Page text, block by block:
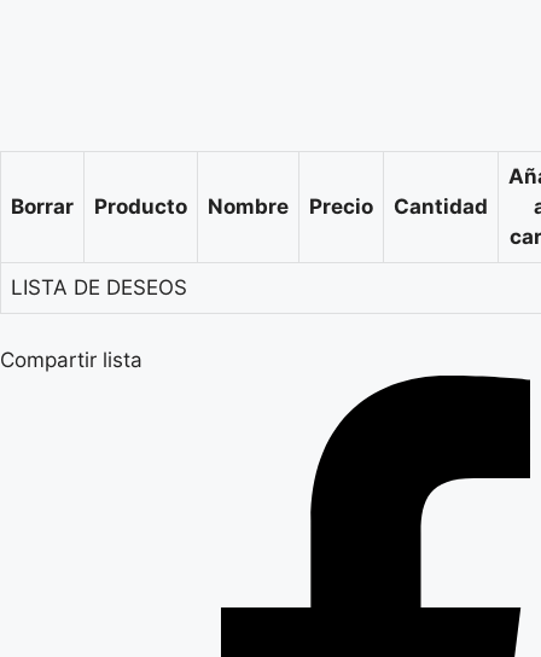
Borrar Producto Nombre Precio Cantidad
LISTA DE DESEOS
Compartir lista